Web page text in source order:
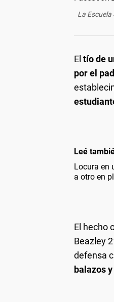
La
El tío de
por el
Leé
Locura en
a otro en
El hecho
Beazley
defensa
balazos